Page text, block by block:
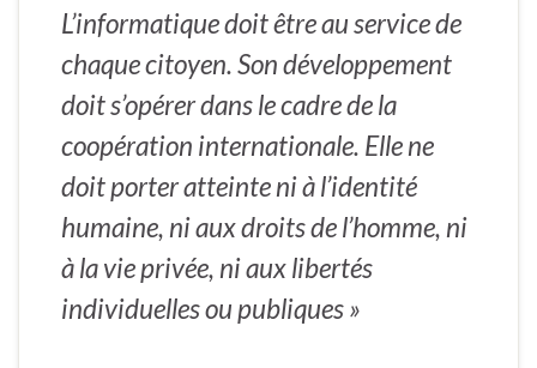
L’informatique doit être au service de
chaque citoyen. Son développement
doit s’opérer dans le cadre de la
coopération internationale. Elle ne
doit porter atteinte ni à l’identité
humaine, ni aux droits de l’homme, ni
à la vie privée, ni aux libertés
individuelles ou publiques »